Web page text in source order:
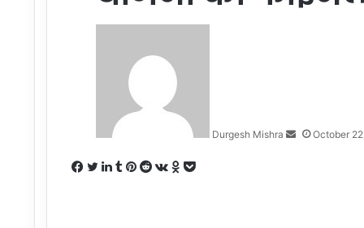
Durgesh Mishra October
Facebook
Twitter
LinkedIn
Tumblr
Pinterest
RedditVKontakte
Odnoklassniki
Pocket